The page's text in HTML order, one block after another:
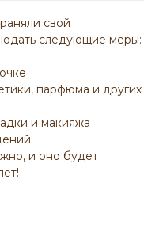
свой
следующие меры:
парфюма и других
и макияжа
и оно будет